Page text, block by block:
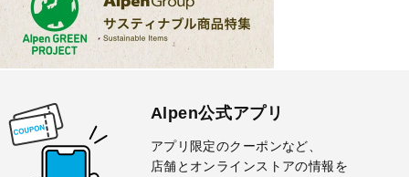
Alpen公式アプリ
アプリ限定のクーポンなど、
店舗とオンラインストアの情報を